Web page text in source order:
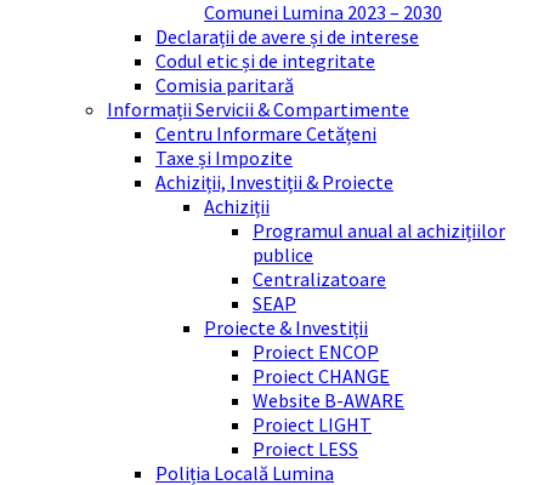
Comunei Lumina 2023 – 2030
Declarații de avere și de interese
Codul etic și de integritate
Comisia paritară
Informații Servicii & Compartimente
Centru Informare Cetățeni
Taxe și Impozite
Achiziții, Investiții & Proiecte
Achiziții
Programul anual al achizițiilor
publice
Centralizatoare
SEAP
Proiecte & Investiții
Proiect ENCOP
Proiect CHANGE
Website B-AWARE
Proiect LIGHT
Proiect LESS
Poliția Locală Lumina